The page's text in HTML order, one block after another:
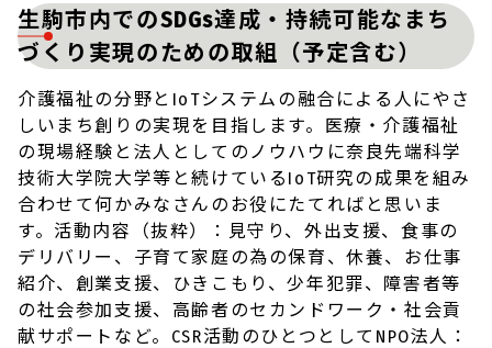
生駒市内でのSDGs達成・持続可能なまち
づくり実現のための取組（予定含む）
介護福祉の分野とIoTシステムの融合による人にやさ
しいまち創りの実現を目指します。医療・介護福祉
の現場経験と法人としてのノウハウに奈良先端科学
技術大学院大学等と続けているIoT研究の成果を組み
合わせて何かみなさんのお役にたてればと思いま
す。活動内容（抜粋）：見守り、外出支援、食事の
デリバリー、子育て家庭の為の保育、休養、お仕事
紹介、創業支援、ひきこもり、少年犯罪、障害者等
の社会参加支援、高齢者のセカンドワーク・社会貢
献サポートなど。CSR活動のひとつとしてNPO法人：